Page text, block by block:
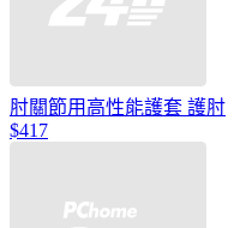
肘關節用高性能護套 護肘
$417